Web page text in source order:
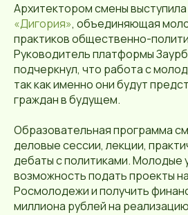
Архитектором смены
«Дигория», объединяющая
практиков общественно-
Руководитель платформы
подчеркнул, что работа с
так как именно они будут
граждан в будущем.
Образовательная программа
деловые сессии, лекции,
дебаты с политиками. Молодые
возможность подать проекты
Росмолодежи и получить
миллиона рублей на